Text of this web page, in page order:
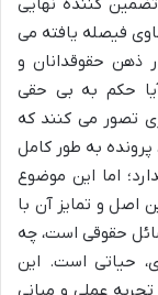
فیصله یافته می
ذهن حقوقدانان و
حکم به بی حقی
تصور می کنند که
به طور کامل
اما این موضوع
اصل و تمایز آن با
حقوقی است، چه
حیاتی است. این
عملی و مبانی